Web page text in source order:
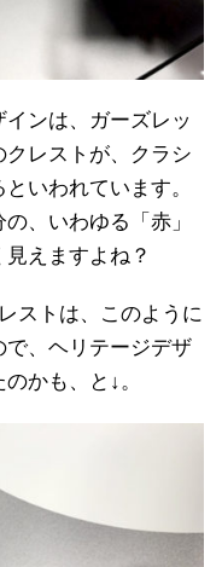
ンは、ガーズレッ
クレストが、クラシ
いわれています。
、いわゆる「赤」
えますよね？
ストは、このように
、ヘリテージデザ
かも、と↓。